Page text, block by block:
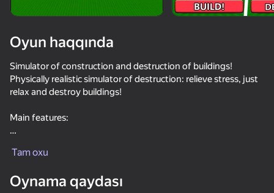
Crossy Road
Mine Crusher
Oyun haqqında
Simulator of construction and destruction of buildings!
Physically realistic simulator of destruction: relieve stress, just
relax and destroy buildings!
Main features:
- You have full control over a bunch of resources and space:
- Create animals and monsters, watch their battles
Tam oxu
Oynama qaydası